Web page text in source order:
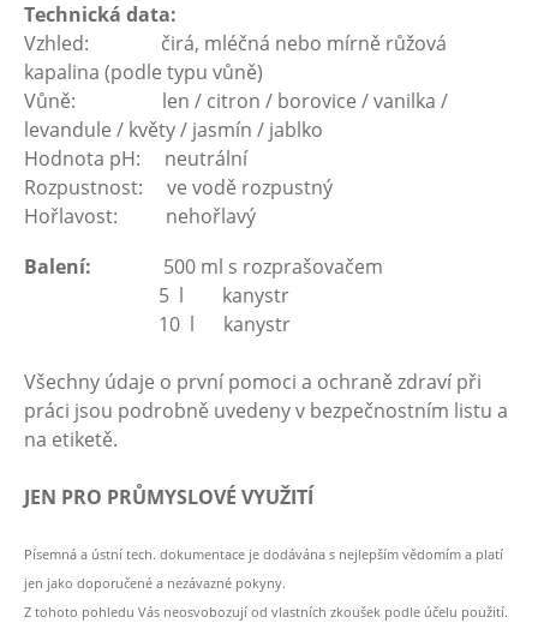
Technická data:
Vzhled: čirá, mléčná nebo mírně růžová
kapalina (podle typu vůně)
Vůně: len / citron / borovice / vanilka /
levandule / květy / jasmín / jablko
Hodnota pH: neutrální
Rozpustnost: ve vodě rozpustný
Hořlavost: nehořlavý
Balení: 500 ml s rozprašovačem
5 l kanystr
10 l kanystr
Všechny údaje o první pomoci a ochraně zdraví při
práci jsou podrobně uvedeny v bezpečnostním listu a
na etiketě.
JEN PRO PRŮMYSLOVÉ VYUŽITÍ
Písemná a ústní tech. dokumentace je dodávána s nejlepším vědomím a platí
jen jako doporučené a nezávazné pokyny.
Z tohoto pohledu Vás neosvobozují od vlastních zkoušek podle účelu použití.